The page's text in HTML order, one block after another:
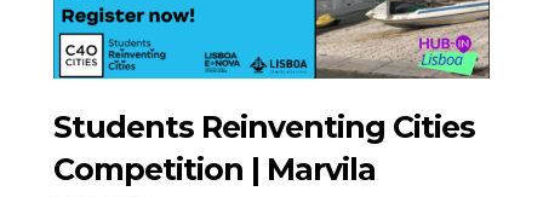
Students Reinventing Cities
Competition | Marvila